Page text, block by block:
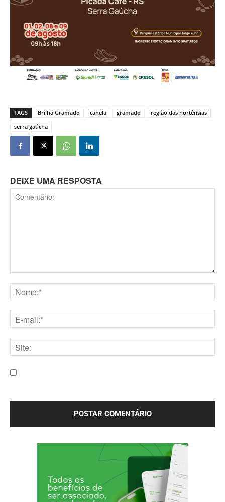
TAGS Brilha Gramado canela gramado
região das hortênsias
serra gaúcha
DEIXE UMA RESPOSTA
mail:*